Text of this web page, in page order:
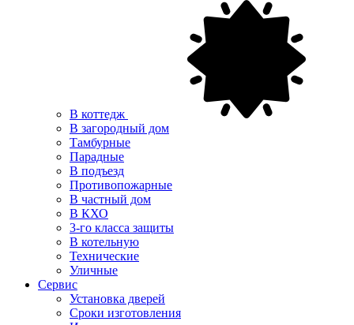
В коттедж
В загородный дом
Тамбурные
Парадные
В подъезд
Противопожарные
В частный дом
В КХО
3-го класса защиты
В котельную
Технические
Уличные
Сервис
Установка дверей
Сроки изготовления